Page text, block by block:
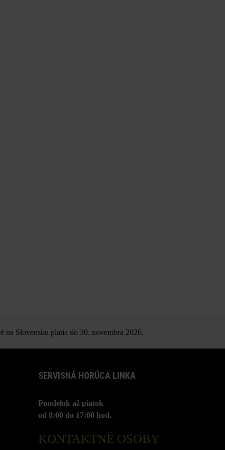
na Slovensku platia do 30. novembra 2026.
SERVISNÁ HORÚCA LINKA
Pondelok až piatok
od 8:00 do 17:00 hod.
KONTAKTNÉ OSOBY